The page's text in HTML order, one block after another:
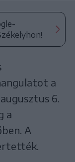
a
6.
a
A